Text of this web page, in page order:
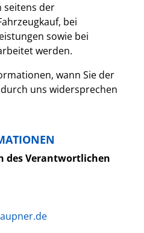
seitens der
bei
sowie bei
werden.
wann Sie der
uns widersprechen
des Verantwortlichen